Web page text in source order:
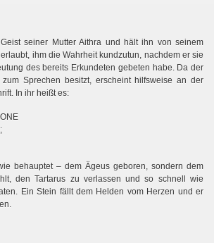
seiner Mutter Aithra und hält ihn von seinem
ihm die Wahrheit kundzutun, nachdem er sie
des bereits Erkundeten gebeten habe. Da der
Sprechen besitzt, erscheint hilfsweise an der
In ihr heißt es:
behauptet – dem Ägeus geboren, sondern dem
den Tartarus zu verlassen und so schnell wie
Ein Stein fällt dem Helden vom Herzen und er